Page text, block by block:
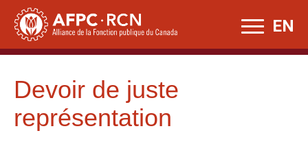
Skip
content
EN
Devoir de juste
représentation